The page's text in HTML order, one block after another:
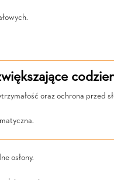
oraz ochrona przed
osłony.